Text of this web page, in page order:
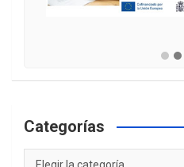
Categorías
Categorías